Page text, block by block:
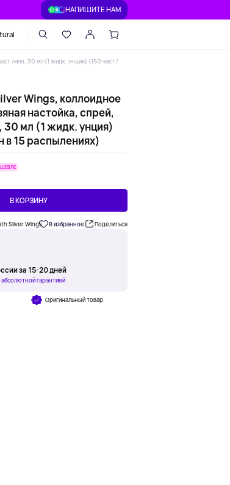
НАПИШИТЕ НАМ
млн, 30 мл (1 жидк. унция) (150 част./
Wings, коллоидное
настойка, спрей,
30 мл (1 жидк. унция)
в 15 распылениях)
В КОРЗИНУ
Silver Wings В избранное Поделиться
за 15-20 дней
гарантией
Оригинальный товар